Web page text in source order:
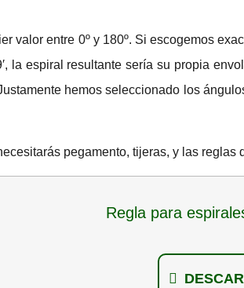
valor entre 0º y 180º. Si escogemos
la espiral resultante sería su propia
hemos seleccionado los
pegamento, tijeras, y las reglas
Regla para